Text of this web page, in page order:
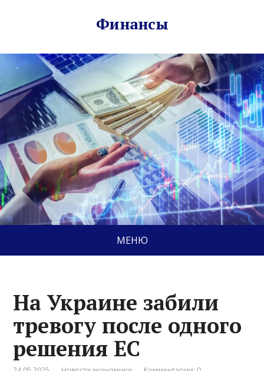
Финансы
МЕНЮ
На Украине забили
тревогу после одного
решения ЕС